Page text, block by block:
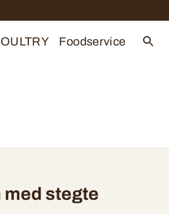
Foodservice
med stegte